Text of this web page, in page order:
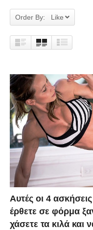
Order By: Like
Αυτές οι 4
έρθετε σε φόρμα
χάσετε τα κιλά και